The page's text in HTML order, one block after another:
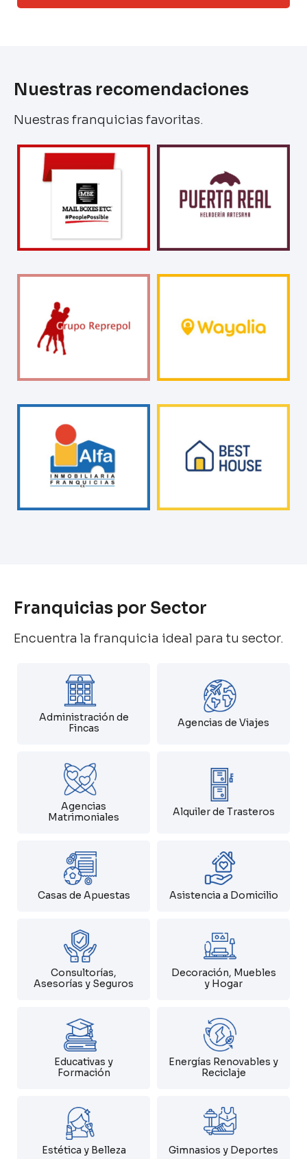
Nuestras recomendaciones
Nuestras franquicias favoritas.
Franquicias por Sector
Encuentra la franquicia ideal para tu sector.
Administración de
Fincas
Agencias de Viajes
Agencias
Matrimoniales
Alquiler de Trasteros
Casas de Apuestas Asistencia a Domicilio
Consultorías,
Asesorías y Seguros
Decoración, Muebles
y Hogar
Educativas y
Formación
Energías Renovables y
Reciclaje
Estética y Belleza Gimnasios y Deportes